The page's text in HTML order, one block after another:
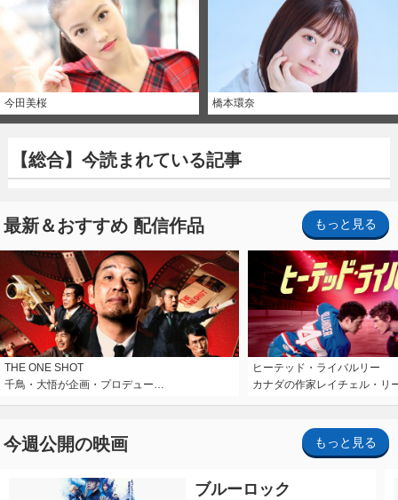
今田美桜 橋本環奈
【総合】今読まれている記事
最新＆おすすめ 配信作品 もっと見る
THE ONE SHOT
千鳥・大悟が企画・プロデュー…
ヒーテッド・ライバルリー
カナダの作家レイチェル・リ
今週公開の映画 もっと見る
ブルーロック